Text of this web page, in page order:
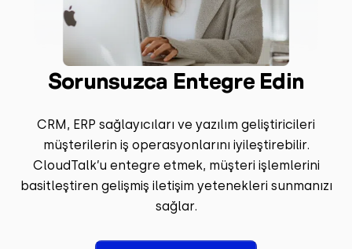
Sorunsuzca Entegre Edin
CRM, ERP sağlayıcıları ve yazılım geliştiricileri
müşterilerin iş operasyonlarını iyileştirebilir.
CloudTalk’u entegre etmek, müşteri işlemlerini
basitleştiren gelişmiş iletişim yetenekleri sunmanızı
sağlar.